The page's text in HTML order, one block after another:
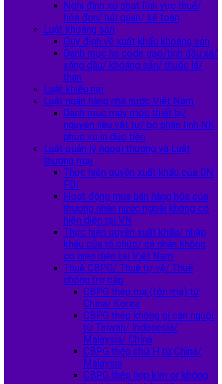
Nghị định xử phạt lĩnh vực thuế/
hóa đơn/ hải quan/ kế toán
Luật khoáng sản
Quy định về xuất khẩu khoáng sản
Danh mục hs code gạo/tinh dầu xá/
xăng dầu/ khoáng sản/ thuốc lá/
than
Luật khiếu nại
Luật ngân hàng nhà nước Việt Nam
Danh mục máy móc thiết bị/
nguyên liệu vật tư/ bộ phận linh NK
phục vụ in đúc tiền
Luật quản lý ngoại thương và Luật
thương mại
Thực hiện quyền xuất khẩu của DN
FDI
Hoạt động mua bán hàng hóa của
thương nhân nước ngoài không có
hiện diện tại VN
Thực hiện quyền xuất khẩu/ nhập
khẩu của tổ chức/ cá nhân không
có hiện diện tại Việt Nam
Thuế CBPG/ Thuế tự vệ/ Thuế
chống trợ cấp
CBPG thép mạ (tôn mạ) từ
China/ Korea
CBPG thép không gỉ cán nguội
từ Taiwan/ Indonesia/
Malaysia/ China
CBPG thép chữ H từ China/
Malaysia
CBPG thép hợp kim or không